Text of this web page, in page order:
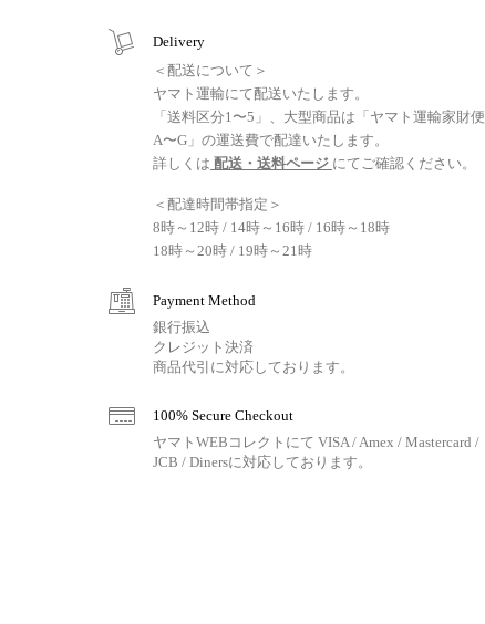
Delivery
＜配送について＞
ヤマト運輸にて配送いたします。
「送料区分1〜5」、大型商品は「ヤマト運輸家財便
A〜G」の運送費で配達いたします。
詳しくは 配送・送料ページ にてご確認ください。
＜配達時間帯指定＞
8時～12時 / 14時～16時 / 16時～18時
18時～20時 / 19時～21時
Payment Method
銀行振込
クレジット決済
商品代引に対応しております。
100% Secure Checkout
ヤマトWEBコレクトにて VISA / Amex / Mastercard /
JCB / Dinersに対応しております。